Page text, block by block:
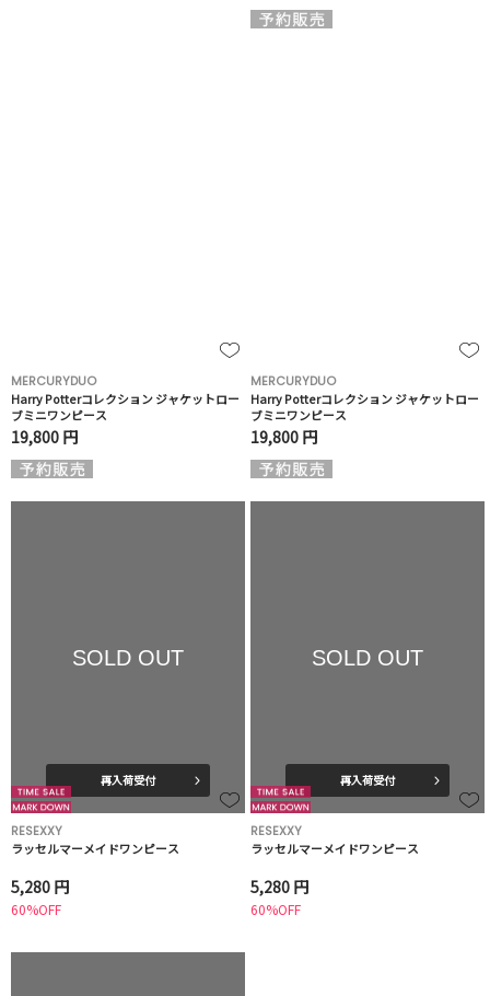
MERCURYDUO
Harry Potterコレクション ジャケットロー
ブミニワンピース
19,800 円
MERCURYDUO
Harry Potterコレクション ジャケットロー
ブミニワンピース
19,800 円
SOLD OUT
再入荷受付
RESEXXY
ラッセルマーメイドワンピース
5,280 円
60%OFF
SOLD OUT
再入荷受付
RESEXXY
ラッセルマーメイドワンピース
5,280 円
60%OFF